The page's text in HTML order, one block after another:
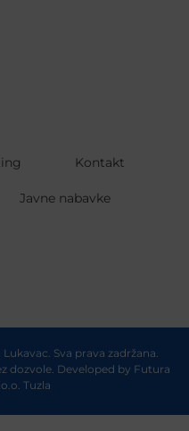
Kontakt
Javne nabavke
Sva prava zadržana.
dozvole. Developed by Futura
Tuzla